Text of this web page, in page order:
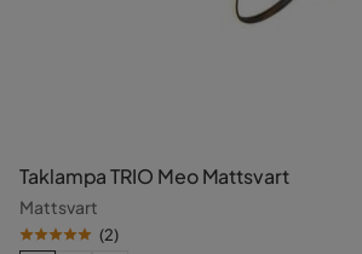
Taklampa TRIO Meo Mattsvart
Mattsvart
(2)